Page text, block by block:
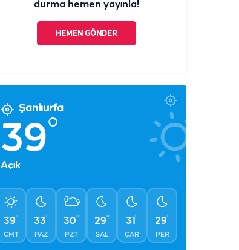
durma hemen yayınla!
HEMEN GÖNDER
Şanlıurfa
39°
Açık
39°
CMT
33°
PAZ
30°
PZT
29°
SAL
31°
ÇAR
29°
PER